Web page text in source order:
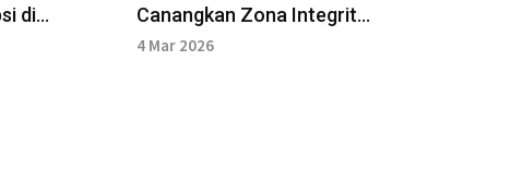
di
Canangkan Zona Integritas
WBK-WBBM 2026
4 Mar 2026